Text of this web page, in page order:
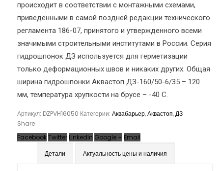
происходит в соответствии с монтажными схемами,
приведенными в самой поздней редакции технического
регламента 186-07, принятого и утвержденного всеми
значимыми строительными институтами в России. Серия
гидрошпонок ДЗ используется для герметизации
только деформационных швов и никаких других. Общая
ширина гидрошпонки Аквастоп ДЗ-160/50-6/35 – 120
мм, температура хрупкости на брусе – -40 С.
Артикул: DZPVH16050 Категории: Аквабарьер,Аквастоп,ДЗ
Share
FacebookTwitter LinkedIn Google + Email
Детали
Актуальность цены и наличия